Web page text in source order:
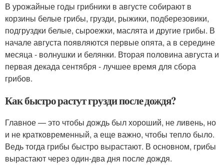
В урожайные годы грибники в августе собирают в
корзины белые грибы, грузди, рыжики, подберезовики,
подгруздки белые, сыроежки, маслята и другие грибы. В
начале августа появляются первые опята, а в середине
месяца - волнушки и белянки. Вторая половина августа и
первая декада сентября - лучшее время для сбора
грибов.
Как быстро растут грузди после дождя?
Главное — это чтобы дождь был хороший, не ливень, но
и не кратковременный, а еще важно, чтобы тепло было.
Ведь тогда грибы быстро вырастают. В основном, грибы
вырастают через один-два дня после дождя.